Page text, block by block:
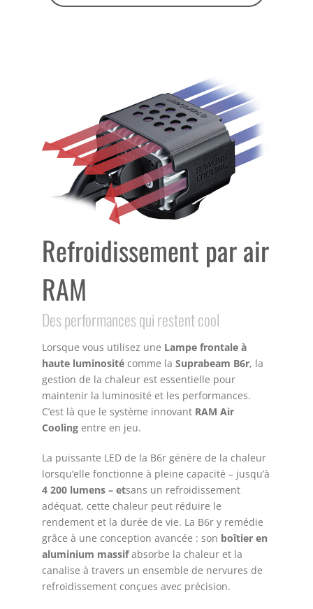
Refroidissement par air
RAM
Des performances qui restent cool
Lorsque vous utilisez une Lampe frontale à
haute luminosité comme la Suprabeam B6r, la
gestion de la chaleur est essentielle pour
maintenir la luminosité et les performances.
C’est là que le système innovant RAM Air
Cooling entre en jeu.
La puissante LED de la B6r génère de la chaleur
lorsqu’elle fonctionne à pleine capacité – jusqu’à
4 200 lumens – etsans un refroidissement
adéquat, cette chaleur peut réduire le
rendement et la durée de vie. La B6r y remédie
grâce à une conception avancée : son boîtier en
aluminium massifabsorbe la chaleur et la
canalise à travers un ensemble de nervures de
refroidissement conçues avec précision.